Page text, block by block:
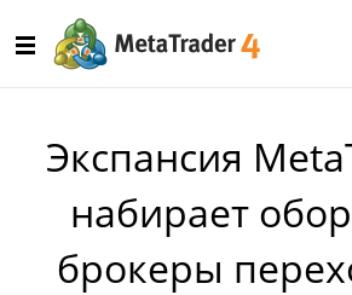
Экспансия
набирает
брокеры